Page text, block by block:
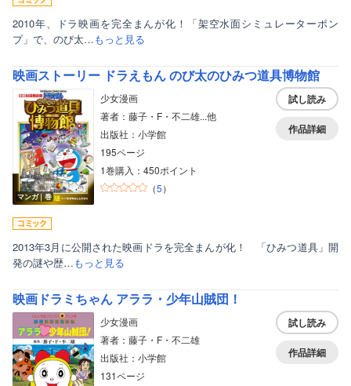
2010年、ドラ映画を完全まんが化！「架空水面シミュレーターポン
プ」で、のび太…もっと見る
映画ストーリー ドラえもん のび太のひみつ道具博物館
マンガ｜巻
少女漫画
著者：藤子・F・不二雄...他
出版社：小学館
195ページ
1巻購入：450ポイント
（5）
試し読み
作品詳細
2013年3月に公開された映画ドラを完全まんが化！ 「ひみつ道具」開
発の謎や歴…もっと見る
映画ドラミちゃん アララ・少年山賊団！
少女漫画
著者：藤子・F・不二雄
出版社：小学館
131ページ
試し読み
作品詳細